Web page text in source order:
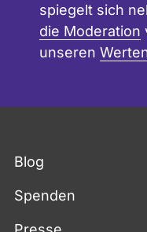
spiegelt sich
die Moderation
unseren
Blog
Spenden